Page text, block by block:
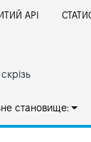
АРІ
становище: